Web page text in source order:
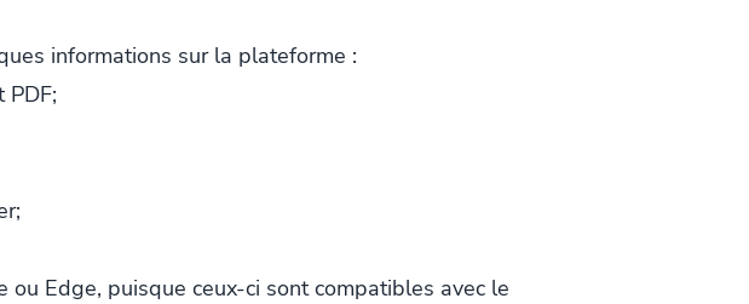
informations sur la plateforme :
Edge, puisque ceux-ci sont compatibles avec le